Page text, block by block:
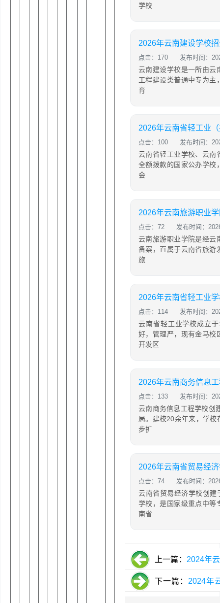
学校
2026年云南建设学校
点击：170 发布时间：
云南建设学校是一所由云
工程建设类普通中专为主
育
点击：100 发布时间：
云南省轻工业学校、云南
全额拨款的国家公办学校
会
2026年云南旅游职业
点击：72 发布时间：
云南旅游职业学院是经云
备案，直属于云南省旅游
旅
点击：114 发布时间：
云南省轻工业学校成立
好，管理严，现有金马校
开发区
点击：133 发布时间：
云南商务信息工程学校创
局。建校20余年来，学
步扩
点击：74 发布时间：
云南省贸易经济学校创
学校，是国家级重点中等
南省
上一篇： 2024年
介「计划内招生」
下一篇： 2024年